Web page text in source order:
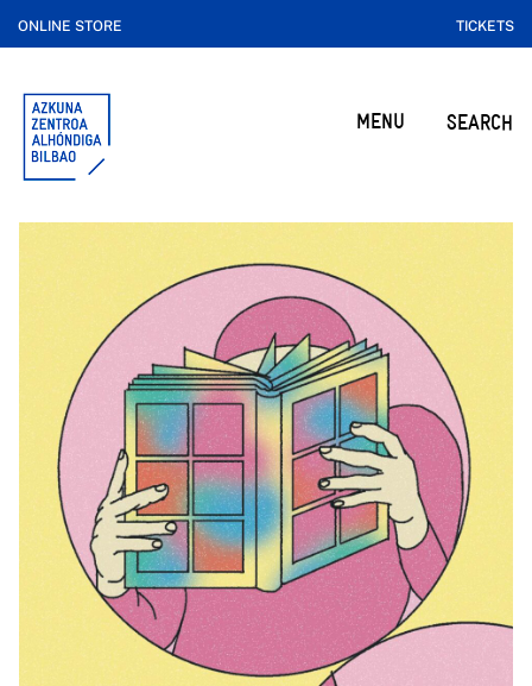
ONLINE STORE TICKETS
MENU SEARCH